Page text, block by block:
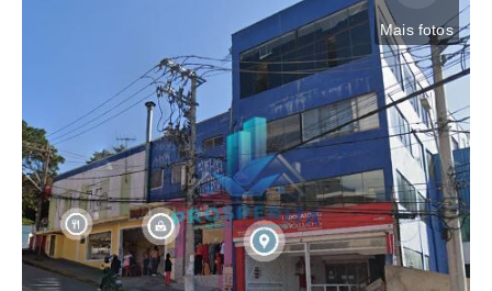
Mais fotos